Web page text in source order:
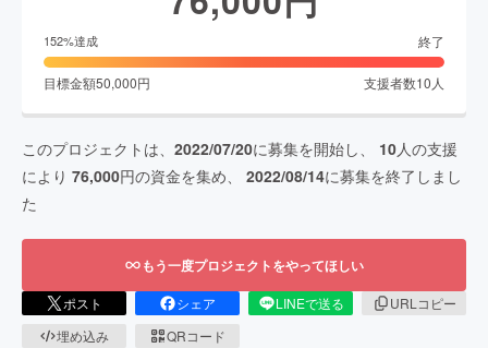
152%達成 終了
目標金額50,000円 支援者数10 人
このプロジェクトは、 2022/07/20に募集を開始し、 10人の支援
により 76,000円の資金を集め、 2022/08/14に募集を終了しまし
た
もう一度プロジェクトをやってほしい
ポスト シェア LINEで送る
URLコピー
埋め込み
QRコード